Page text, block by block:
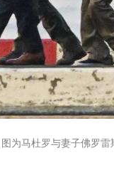
为马杜罗与妻子佛罗